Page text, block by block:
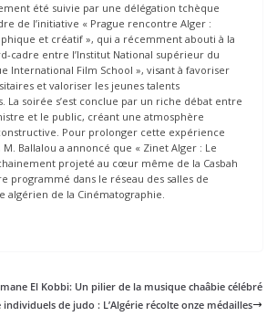
été suivie par une délégation tchèque
de l’initiative « Prague rencontre Alger :
et créatif », qui a récemment abouti à la
cadre entre l’Institut National supérieur du
International Film School », visant à favoriser
et valoriser les jeunes talents
La soirée s’est conclue par un riche débat entre
et le public, créant une atmosphère
Pour prolonger cette expérience
Ballalou a annoncé que « Zinet Alger : Le
projeté au cœur même de la Casbah
programmé dans le réseau des salles de
algérien de la Cinématographie.
El Kobbi: Un pilier de la musique chaâbie célébré
de judo : L’Algérie récolte onze médailles